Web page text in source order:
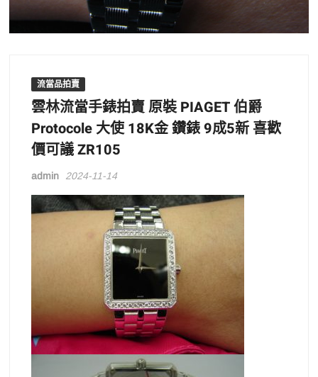
流當品拍賣
雲林流當手錶拍賣 原裝 PIAGET 伯爵
Protocole 大使 18K金 鑽錶 9成5新 喜歡
價可議 ZR105
admin 2024-11-14